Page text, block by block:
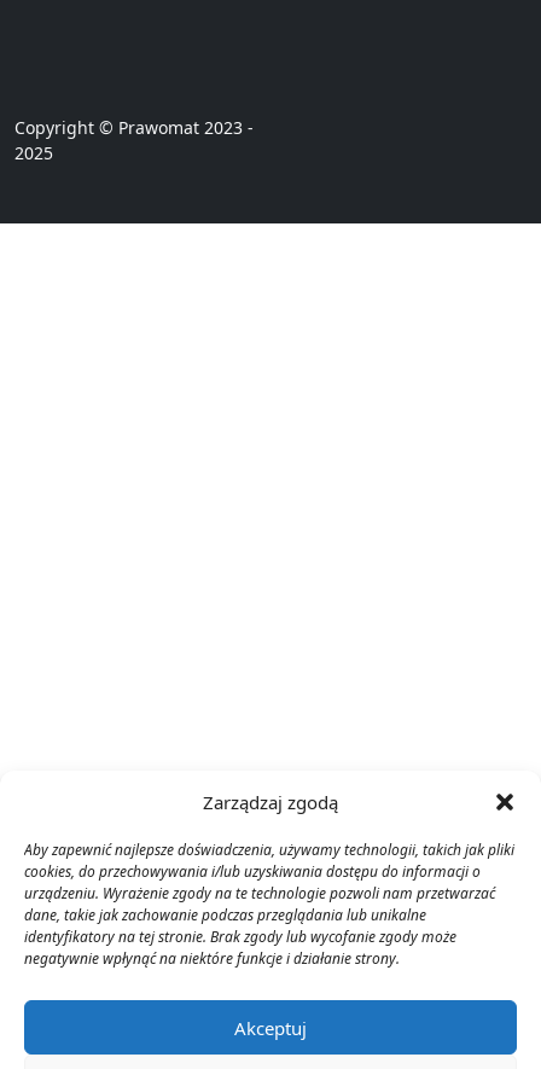
Zarządzaj zgodą
Aby zapewnić najlepsze doświadczenia, używamy technologii, takich jak pliki
cookies, do przechowywania i/lub uzyskiwania dostępu do informacji o
urządzeniu. Wyrażenie zgody na te technologie pozwoli nam przetwarzać
dane, takie jak zachowanie podczas przeglądania lub unikalne
identyfikatory na tej stronie. Brak zgody lub wycofanie zgody może
negatywnie wpłynąć na niektóre funkcje i działanie strony.
Akceptuj
Copyright © Prawomat 2023 -
2025